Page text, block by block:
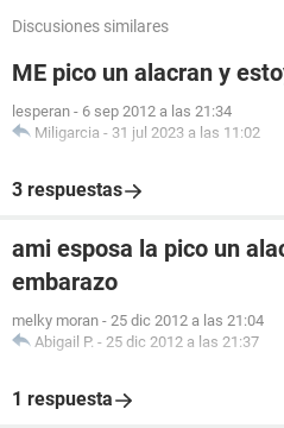
Discusiones similares
ME pico un alacran y
lesperan - 6 sep 2012 a las 21:34
Miligarcia - 31 jul 2023 a las 11:02
3 respuestas
ami esposa la pico un
embarazo
melky moran - 25 dic 2012 a las 21:04
Abigail P. - 25 dic 2012 a las 21:37
1 respuesta